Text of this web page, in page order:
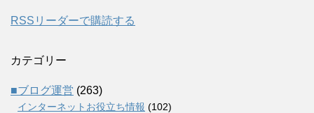
RSSリーダーで購読する
カテゴリー
■ブログ運営 (263)
インターネットお役立ち情報 (102)